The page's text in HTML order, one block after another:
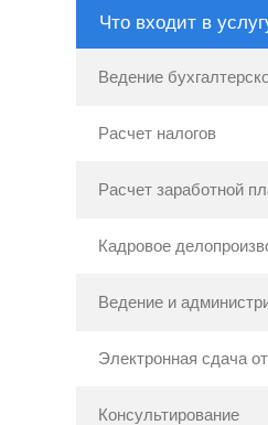
Что входит в
Ведение
Расчет налогов
Расчет заработной
Кадровое
Ведение и
Электронная сдача
Консультирование